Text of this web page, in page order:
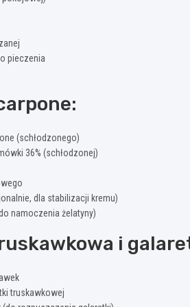
pieczenia
(schłodzonego)
36% (schłodzonej)
dla stabilizacji kremu)
namoczenia żelatyny)
i
truskawkowej